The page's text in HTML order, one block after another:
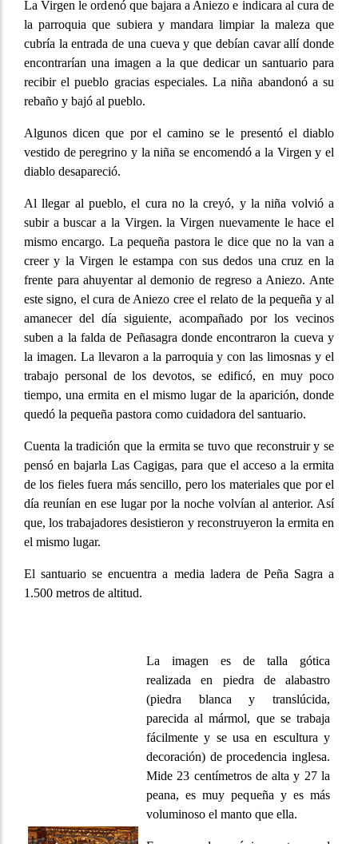
La Virgen le ordenó que bajara a Aniezo e indicara al cura de
la parroquia que subiera y mandara limpiar la maleza que
cubría la entrada de una cueva y que debían cavar allí donde
encontrarían una imagen a la que dedicar un santuario para
recibir el pueblo gracias especiales. La niña abandonó a su
rebaño y bajó al pueblo.
Algunos dicen que por el camino se le presentó el diablo
vestido de peregrino y la niña se encomendó a la Virgen y el
diablo desapareció.
Al llegar al pueblo, el cura no la creyó, y la niña volvió a
subir a buscar a la Virgen. la Virgen nuevamente le hace el
mismo encargo. La pequeña pastora le dice que no la van a
creer y la Virgen le estampa con sus dedos una cruz en la
frente para ahuyentar al demonio de regreso a Aniezo. Ante
este signo, el cura de Aniezo cree el relato de la pequeña y al
amanecer del día siguiente, acompañado por los vecinos
suben a la falda de Peñasagra donde encontraron la cueva y
la imagen. La llevaron a la parroquia y con las limosnas y el
trabajo personal de los devotos, se edificó, en muy poco
tiempo, una ermita en el mismo lugar de la aparición, donde
quedó la pequeña pastora como cuidadora del santuario.
Cuenta la tradición que la ermita se tuvo que reconstruir y se
pensó en bajarla Las Cagigas, para que el acceso a la ermita
de los fieles fuera más sencillo, pero los materiales que por el
día reunían en ese lugar por la noche volvían al anterior. Así
que, los trabajadores desistieron y reconstruyeron la ermita en
el mismo lugar.
El santuario se encuentra a media ladera de Peña Sagra a
1.500 metros de altitud.
La imagen es de talla gótica
realizada en piedra de alabastro
(piedra blanca y translúcida,
parecida al mármol, que se trabaja
fácilmente y se usa en escultura y
decoración) de procedencia inglesa.
Mide 23 centímetros de alta y 27 la
peana, es muy pequeña y es más
voluminoso el manto que ella.